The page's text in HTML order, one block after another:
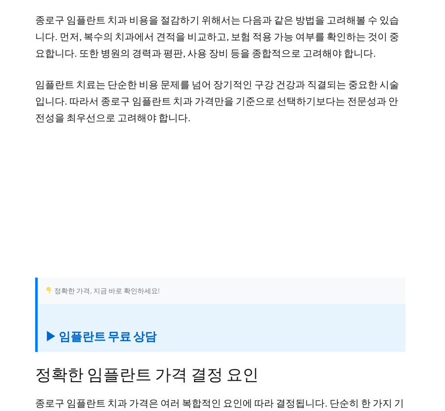
종로구 임플란트 치과 비용을 절감하기 위해서는 다음과 같은 방법을 고려해볼 수 있습
니다. 먼저, 복수의 치과에서 견적을 비교하고, 보험 적용 가능 여부를 확인하는 것이 중
요합니다. 또한 병원의 경력과 평판, 사용 장비 등을 종합적으로 고려해야 합니다.
임플란트 치료는 단순한 비용 문제를 넘어 장기적인 구강 건강과 직결되는 중요한 시술
입니다. 따라서 종로구 임플란트 치과 가격만을 기준으로 선택하기보다는 전문성과 안
전성을 최우선으로 고려해야 합니다.
정확한 가격, 지금 바로 확인하세요!
▶ 임플란트 무료 상담
정확한 임플란트 가격 결정 요인
종로구 임플란트 치과 가격은 여러 복합적인 요인에 따라 결정됩니다. 단순히 한 가지 기